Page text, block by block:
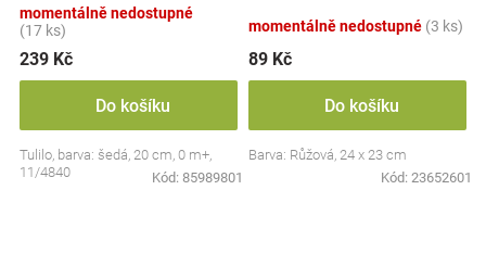
momentálně nedostupné
(17 ks)
239 Kč
Do košíku
Tulilo, barva: šedá, 20 cm, 0 m+,
11/4840
Kód: 85989801
momentálně nedostupné (3 ks)
89 Kč
Do košíku
Barva: Růžová, 24 x 23 cm
Kód: 23652601